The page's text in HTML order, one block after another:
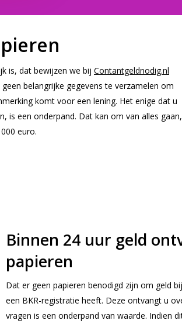
is, dat bewijzen we bij Contantgeldnodig.nl
belangrijke gegevens te verzamelen om
komt voor een lening. Het enige dat u
is een onderpand. Dat kan om van alles gaan,
euro.
Binnen 24 uur geld
papieren
Dat er geen papieren benodigd zijn om geld
een BKR-registratie heeft. Deze ontvangt u
vragen is een onderpand van waarde. Indien